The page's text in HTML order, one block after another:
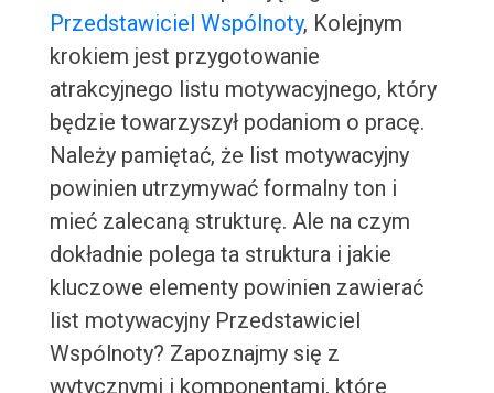
Przedstawiciel Wspólnoty, Kolejnym
krokiem jest przygotowanie
atrakcyjnego listu motywacyjnego, który
będzie towarzyszył podaniom o pracę.
Należy pamiętać, że list motywacyjny
powinien utrzymywać formalny ton i
mieć zalecaną strukturę. Ale na czym
dokładnie polega ta struktura i jakie
kluczowe elementy powinien zawierać
list motywacyjny Przedstawiciel
Wspólnoty? Zapoznajmy się z
wytycznymi i komponentami, które